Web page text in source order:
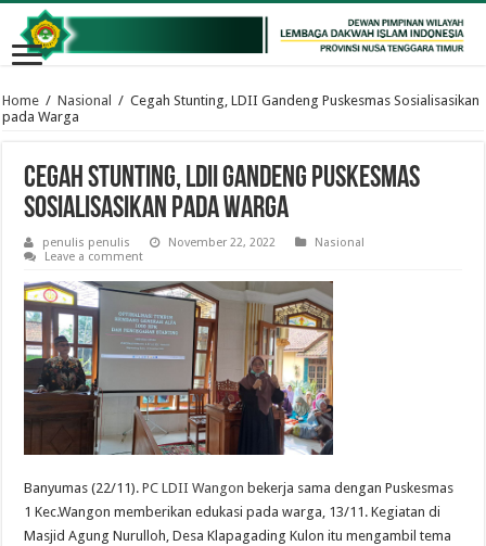
Home / Nasional / Cegah Stunting, LDII Gandeng Puskesmas Sosialisasikan
pada Warga
Cegah Stunting, LDII Gandeng Puskesmas
Sosialisasikan pada Warga
penulis penulis November 22, 2022
Nasional
Leave a comment
Banyumas (22/11).PC LDII Wangon bekerja sama dengan Puskesmas
1 Kec.Wangon memberikan edukasi pada warga, 13/11. Kegiatan di
Masjid Agung Nurulloh, Desa Klapagading Kulon itu mengambil tema